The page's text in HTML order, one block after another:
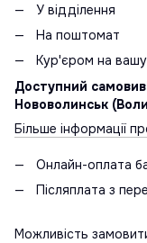
У відділення
На поштомат
Кур'єром на
Доступний
Нововолинськ
Більше інформації
Онлайн-оплата
Післяплата з
Можливість